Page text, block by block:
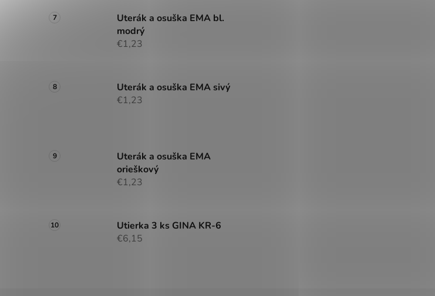
Uterák a osuška EMA bl.
modrý
€1,23
Uterák a osuška EMA sivý
€1,23
Uterák a osuška EMA
orieškový
€1,23
Utierka 3 ks GINA KR-6
€6,15